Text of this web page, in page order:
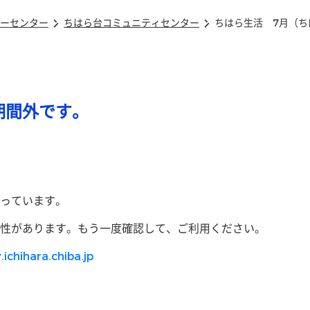
センター ちはら台コミュニティセンター ちはら生活 7月（ち
外です。
ています。
があります。もう一度確認して、ご利用ください。